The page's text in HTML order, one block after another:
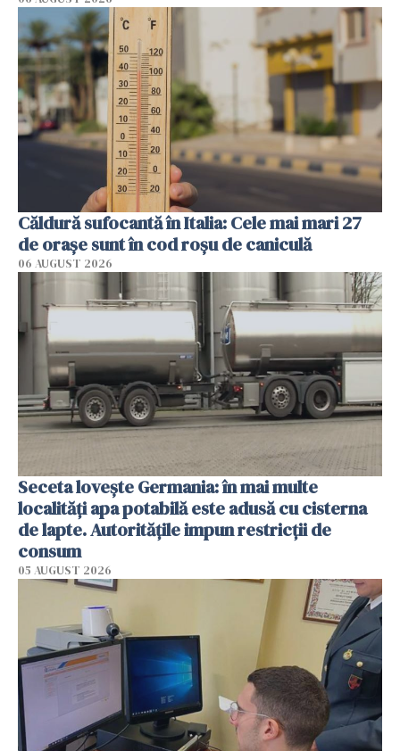
Căldură sufocantă în Italia: Cele mai mari 27
de orașe sunt în cod roșu de caniculă
06 AUGUST 2026
Seceta lovește Germania: în mai multe
localități apa potabilă este adusă cu cisterna
de lapte. Autoritățile impun restricții de
consum
05 AUGUST 2026